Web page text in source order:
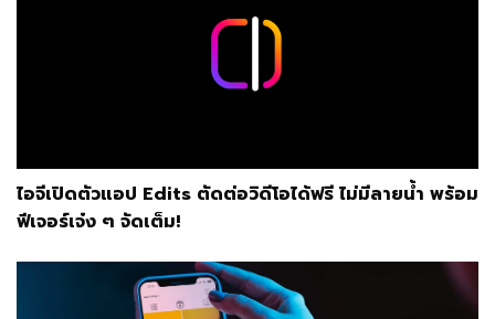
ไอจีเปิดตัวแอป Edits ตัดต่อวิดีโอได้ฟรี ไม่มีลายน้ำ พร้อม
ฟีเจอร์เจ๋ง ๆ จัดเต็ม!